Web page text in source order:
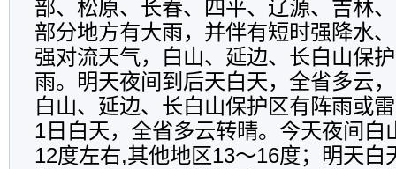
部、松原、长春、四平、辽源、吉林
部分地方有大雨，并伴有短时强降水
强对流天气，白山、延边、长白山保
雨。明天夜间到后天白天，全省多云
白山、延边、长白山保护区有阵雨或
1日白天，全省多云转晴。今天夜间白
12度左右,其他地区13～16度；明天白